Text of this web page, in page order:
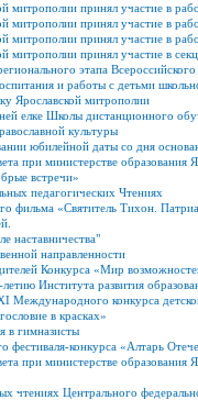
митрополии принял участие в
митрополии принял участие в
митрополии принял участие
митрополии принял участие в
этапа
и работы с детьми
Ярославской митрополии
елке Школы дистанционного
культуры
юбилейной даты со дня
при министерстве образования
встречи»
педагогических Чтениях
фильма «Святитель Тихон.
наставничества"
направленности
Конкурса «Мир
Института развития
конкурса
в красках»
в гимназисты
конкурса «Алтарь
при министерстве образования
чтениях Центрального